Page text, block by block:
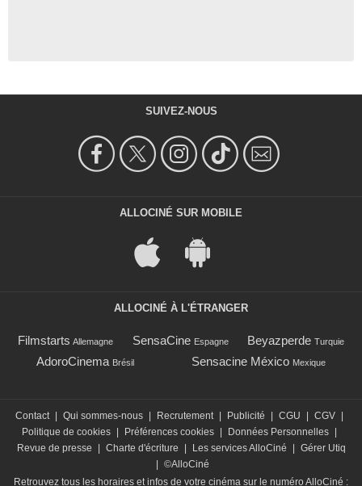
SUIVEZ-NOUS
ALLOCINÉ SUR MOBILE
ALLOCINÉ À L'ÉTRANGER
Filmstarts Allemagne SensaCine Espagne Beyazperde Turquie
AdoroCinema Brésil Sensacine México Mexique
Contact Qui sommes-nous Recrutement Publicité CGU CGV
Politique de cookies
Préférences cookies Données Personnelles
Revue de presse
Charte d'écriture Les services AlloCiné
Gérer Utiq
©AlloCiné
Retrouvez tous les horaires et infos de votre cinéma sur le numéro AlloCiné :